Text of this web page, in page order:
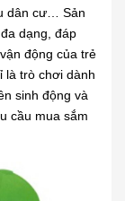
dân cư… Sản
dạng, đáp
động của trẻ
là trò chơi dành
sinh động và
cầu mua sắm